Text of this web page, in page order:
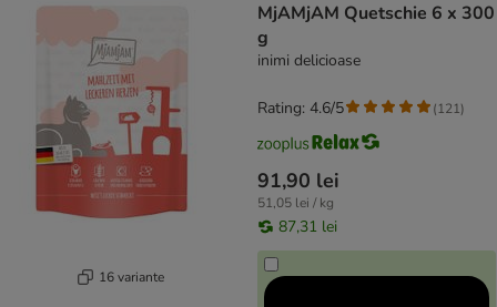
16 variante
MjAMjAM Quetschie 6 x 300
g
inimi delicioase
91,90 lei
51,05 lei / kg
87,31 lei
Rating: 4.6/5 (121)